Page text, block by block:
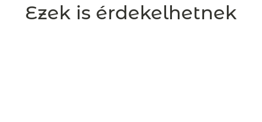
Ezek is érdekelhetnek